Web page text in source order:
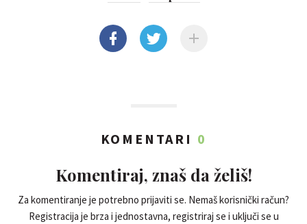
KOMENTARI 0
Komentiraj, znaš da želiš!
Za komentiranje je potrebno prijaviti se. Nemaš korisnički račun?
Registracija je brza i jednostavna, registriraj se i uključi se u